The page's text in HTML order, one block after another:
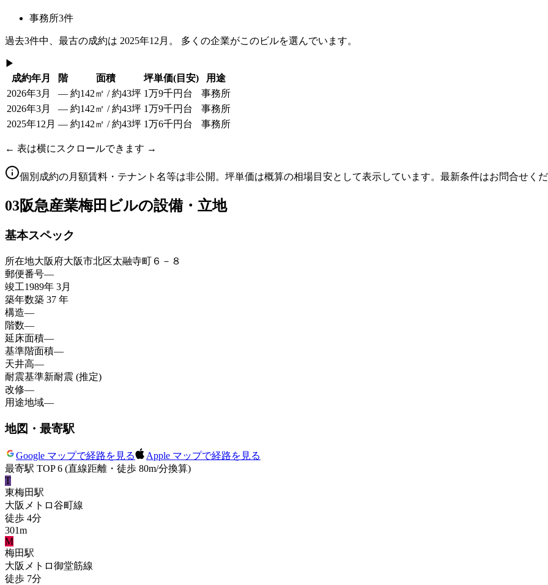
事務所3件
過去3件中、最古の成約は 2025年12月 。 多くの企業がこのビルを選んでいます。
▶
成約年月
階 面積 坪単価(目安)
用途
2026年3月
— 約142㎡ / 約43坪 1万9千円台
事務所
2026年3月
— 約142㎡ / 約43坪 1万9千円台
事務所
2025年12月 — 約142㎡ / 約43坪 1万6千円台 事務所
← 表は横にスクロールできます →
個別成約の月額賃料・テナント名等は非公開。坪単価は概算の相場目安として表示しています。最新条件はお問合せく
03阪急産業梅田ビルの設備・立地
基本スペック
所在地大阪府大阪市北区太融寺町６－８
郵便番号—
竣工1989年 3月
築年数築 37 年
構造—
階数—
延床面積—
基準階面積—
天井高—
耐震基準新耐震 (推定)
改修—
用途地域—
地図・最寄駅
Google マップで経路を見る
Apple マップで経路を見る
最寄駅 TOP 6 (直線距離・徒歩 80m/分換算)
T
東梅田駅
大阪メトロ谷町線
徒歩 4分
301m
M
梅田駅
大阪メトロ御堂筋線
徒歩 7分